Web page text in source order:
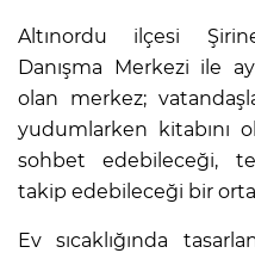
Altınordu ilçesi
Danışma Merkezi ile
olan merkez;
yudumlarken kitabını
sohbet edebileceği,
takip edebileceği bir
Ev sıcaklığında